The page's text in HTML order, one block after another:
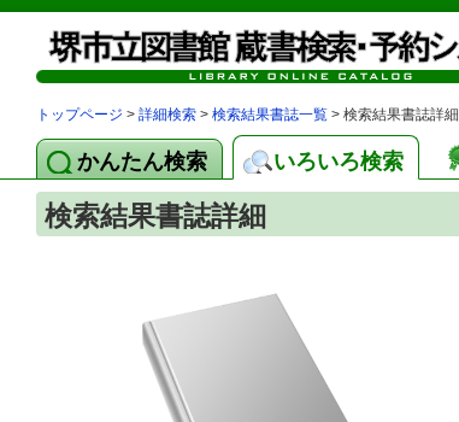
トップページ > 詳細検索 > 検索結果書誌一覧 > 検索結果書誌詳細
かんたん検索 いろいろ検索
検索結果書誌詳細